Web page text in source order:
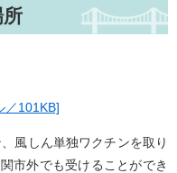
／101KB]
しん単独ワクチンを取り
市外でも受けることができ